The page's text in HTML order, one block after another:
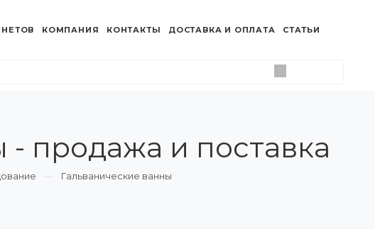
КОМПАНИЯ КОНТАКТЫ ДОСТАВКА И ОПЛАТА СТАТЬИ
- продажа и поставка
Гальванические ванны